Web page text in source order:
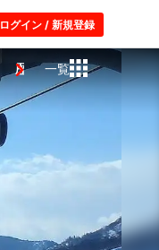
ログイン / 新規登録
歴史 日本人・著名人
一覧